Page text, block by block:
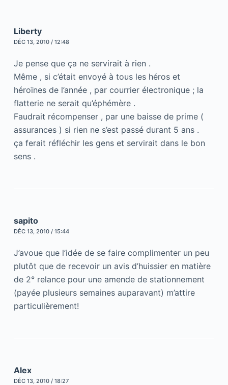
Liberty
DÉC 13, 2010 / 12:48
Je pense que ça ne servirait à rien .
Même , si c’était envoyé à tous les héros et
héroïnes de l’année , par courrier électronique ; la
flatterie ne serait qu’éphémère .
Faudrait récompenser , par une baisse de prime (
assurances ) si rien ne s’est passé durant 5 ans .
ça ferait réfléchir les gens et servirait dans le bon
sens .
sapito
DÉC 13, 2010 / 15:44
J’avoue que l’idée de se faire complimenter un peu
plutôt que de recevoir un avis d’huissier en matière
de 2° relance pour une amende de stationnement
(payée plusieurs semaines auparavant) m’attire
particulièrement!
Alex
DÉC 13, 2010 / 18:27